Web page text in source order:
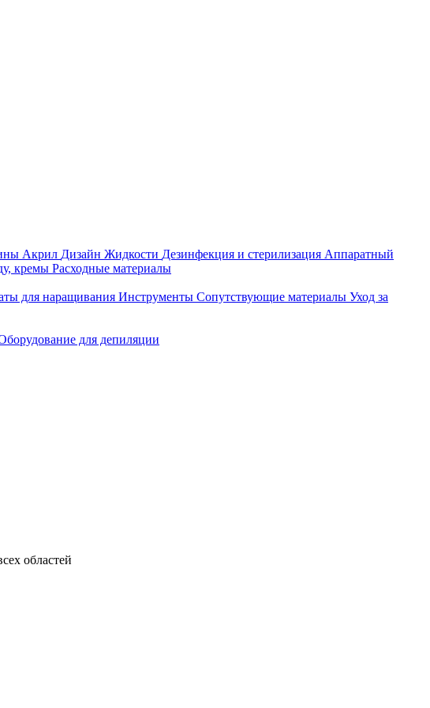
Акрил Дизайн Жидкости Дезинфекция и стерилизация Аппаратный
кремы Расходные материалы
для наращивания Инструменты Сопутствующие материалы Уход за
для депиляции
областей